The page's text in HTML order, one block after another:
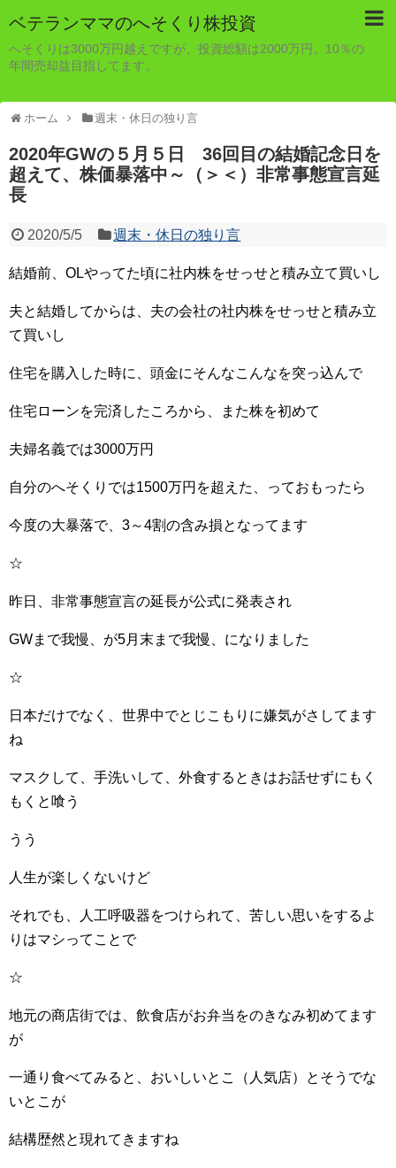
ベテランママのへそくり株投資
へそくりは3000万円越えですが、投資総額は2000万円。10％の
年間売却益目指してます。
ホーム 週末・休日の独り言
2020年GWの５月５日 36回目の結婚記念日を
超えて、株価暴落中～（＞＜）非常事態宣言延
長
2020/5/5 週末・休日の独り言
結婚前、OLやってた頃に社内株をせっせと積み立て買いし
夫と結婚してからは、夫の会社の社内株をせっせと積み立
て買いし
住宅を購入した時に、頭金にそんなこんなを突っ込んで
住宅ローンを完済したころから、また株を初めて
夫婦名義では3000万円
自分のへそくりでは1500万円を超えた、っておもったら
今度の大暴落で、3～4割の含み損となってます
☆
昨日、非常事態宣言の延長が公式に発表され
GWまで我慢、が5月末まで我慢、になりました
☆
日本だけでなく、世界中でとじこもりに嫌気がさしてます
ね
マスクして、手洗いして、外食するときはお話せずにもく
もくと喰う
うう
人生が楽しくないけど
それでも、人工呼吸器をつけられて、苦しい思いをするよ
りはマシってことで
☆
地元の商店街では、飲食店がお弁当をのきなみ初めてます
が
一通り食べてみると、おいしいとこ（人気店）とそうでな
いとこが
結構歴然と現れてきますね